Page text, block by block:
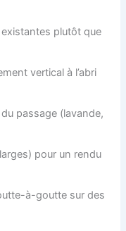
plutôt que
vertical à l’abri
passage (lavande,
pour un rendu
à-goutte sur des